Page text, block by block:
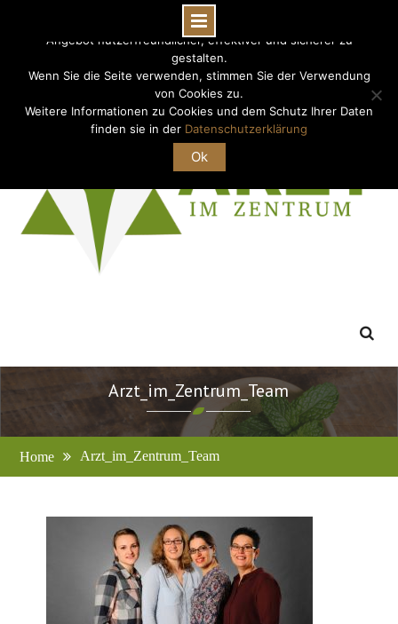
info@arztimzentrum.de
Arzt_im_Zentrum_Team
Home Arzt_im_Zentrum_Team
Diese Webseite verwendet Cookies, die dazu dienen unser
Angebot nutzerfreundlicher, effektiver und sicherer zu
gestalten.
Wenn Sie die Seite verwenden, stimmen Sie der Verwendung
von Cookies zu.
Weitere Informationen zu Cookies und dem Schutz Ihrer Daten
finden sie in der Datenschutzerklärung
Ok